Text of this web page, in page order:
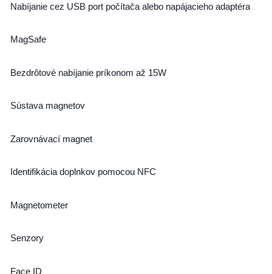
Nabíjanie cez USB port počítača alebo napájacieho adaptéra
MagSafe
Bezdrôtové nabíjanie príkonom až 15W
Sústava magnetov
Zarovnávací magnet
Identifikácia doplnkov pomocou NFC
Magnetometer
Senzory
Face ID